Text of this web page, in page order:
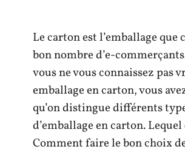
Le carton est l’emballage que
bon nombre d’e-
vous ne vous connaissez pas
emballage en carton, vous
qu’on distingue différents
d’emballage en carton.
Comment faire le bon choix